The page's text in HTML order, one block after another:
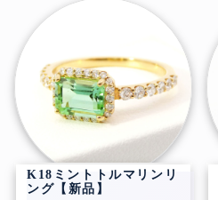
K18ミントトルマリンリ
ング【新品】